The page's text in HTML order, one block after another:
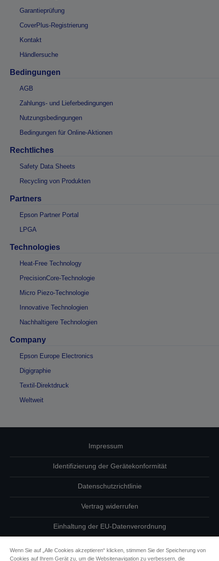
Garantieprüfung
CoverPlus-Registrierung
Kontakt
Händlersuche
Bedingungen
AGB
Zahlungs- und Lieferbedingungen
Nutzungsbedingungen
Bedingungen für Online-Aktionen
Rechtliches
Safety Data Sheets
Recycling von Produkten
Partners
Epson Partner Portal
LPGA
Technologies
Heat-Free Technology
PrecisionCore-Technologie
Micro Piezo-Technologie
Innovative Technologien
Nachhaltigere Technologien
Company
Epson Europe Electronics
Digigraphie
Textil-Direktdruck
Weltweit
Impressum
Identifizierung der Gerätekonformität
Datenschutzrichtlinie
Vertrag widerrufen
Einhaltung der EU-Datenverordnung
Wenn Sie auf „Alle Cookies akzeptieren“ klicken, stimmen Sie der Speicherung von
Cookies auf Ihrem Gerät zu, um die Websitenavigation zu verbessern, die